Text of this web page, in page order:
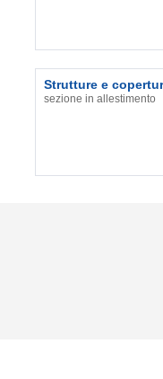
Strutture e
sezione in allestimento